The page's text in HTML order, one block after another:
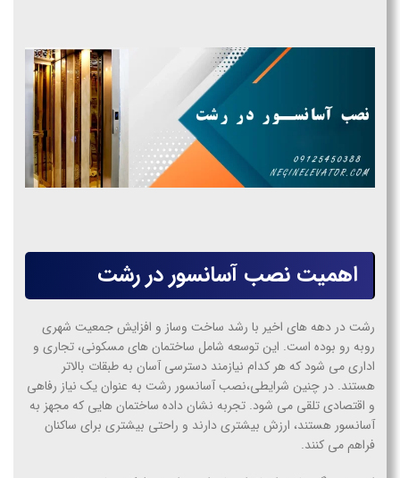
اهمیت نصب آسانسور در رشت
رشت در دهه های اخیر با رشد ساخت وساز و افزایش جمعیت شهری
روبه رو بوده است. این توسعه شامل ساختمان های مسکونی، تجاری و
اداری می شود که هر کدام نیازمند دسترسی آسان به طبقات بالاتر
هستند. در چنین شرایطی،نصب آسانسور رشت به عنوان یک نیاز رفاهی
و اقتصادی تلقی می شود. تجربه نشان داده ساختمان هایی که مجهز به
آسانسور هستند، ارزش بیشتری دارند و راحتی بیشتری برای ساکنان
فراهم می کنند.